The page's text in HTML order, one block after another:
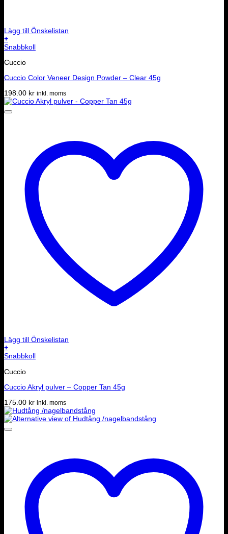
Lägg till Önskelistan
+
Snabbkoll
Cuccio
Cuccio Color Veneer Design Powder – Clear 45g
198.00 kr inkl. moms
Lägg till Önskelistan
+
Snabbkoll
Cuccio
Cuccio Akryl pulver – Copper Tan 45g
175.00 kr inkl. moms